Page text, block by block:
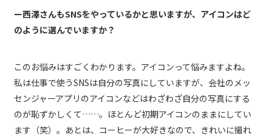
ー西澤さんもSNSをやっているかと思いますが、アイコンはど
のように選んでいますか？
このお悩みはすごくわかります。アイコンって悩みますよね。
私は仕事で使うSNSは自分の写真にしていますが、会社のメッ
センジャーアプリのアイコンなどはわざわざ自分の写真にする
のが恥ずかしくて……。ほとんど初期アイコンのままにしてい
ます（笑）。あとは、コーヒーが大好きなので、きれいに撮れ